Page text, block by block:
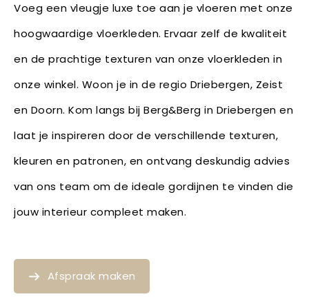
Voeg een vleugje luxe toe aan je vloeren met onze
hoogwaardige vloerkleden. Ervaar zelf de kwaliteit
en de prachtige texturen van onze vloerkleden in
onze winkel. Woon je in de regio Driebergen, Zeist
en Doorn. Kom langs bij Berg&Berg in Driebergen en
laat je inspireren door de verschillende texturen,
kleuren en patronen, en ontvang deskundig advies
van ons team om de ideale gordijnen te vinden die
jouw interieur compleet maken.
Afspraak maken